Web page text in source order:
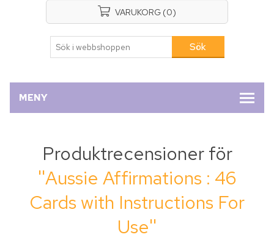
VARUKORG (0)
MENY
Produktrecensioner för
Aussie Affirmations : 46
Cards with Instructions For
Use